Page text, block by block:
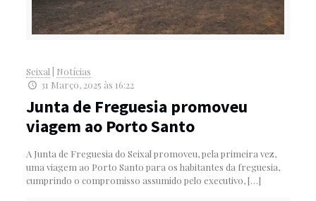
Seixal
Notícias
31 Março, 2025 às 16:22
Junta de Freguesia promoveu
viagem ao Porto Santo
A Junta de Freguesia do Seixal promoveu, pela primeira vez,
uma viagem ao Porto Santo para os habitantes da freguesia,
cumprindo o compromisso assumido pelo executivo,[…]